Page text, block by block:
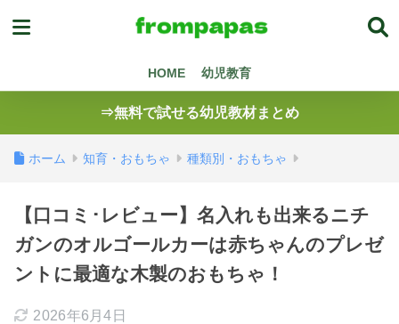
HOME 幼児教育
⇒無料で試せる幼児教材まとめ
ホーム 知育・おもちゃ 種類別・おもちゃ
【口コミ･レビュー】名入れも出来るニチ
ガンのオルゴールカーは赤ちゃんのプレゼ
ントに最適な木製のおもちゃ！
2026年6月4日